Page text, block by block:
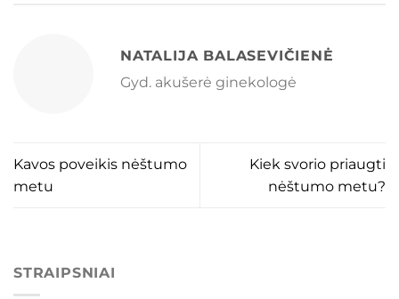
NATALIJA BALASEVIČIENĖ
Gyd. akušerė ginekologė
Kavos poveikis nėštumo
metu
Kiek svorio priaugti
nėštumo metu?
STRAIPSNIAI